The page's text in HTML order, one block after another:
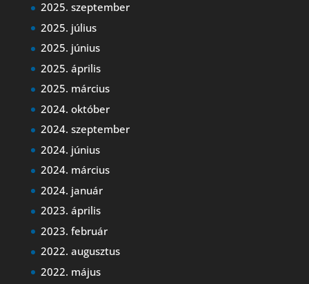
2025. szeptember
2025. július
2025. június
2025. április
2025. március
2024. október
2024. szeptember
2024. június
2024. március
2024. január
2023. április
2023. február
2022. augusztus
2022. május